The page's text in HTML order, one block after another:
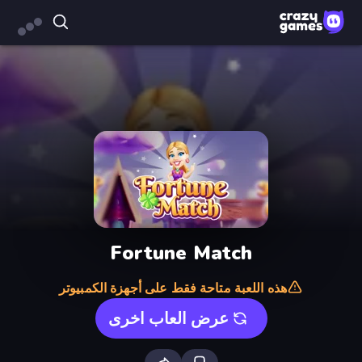
Fortune Match
هذه اللعبة متاحة فقط على أجهزة الكمبيوتر
عرض العاب اخرى